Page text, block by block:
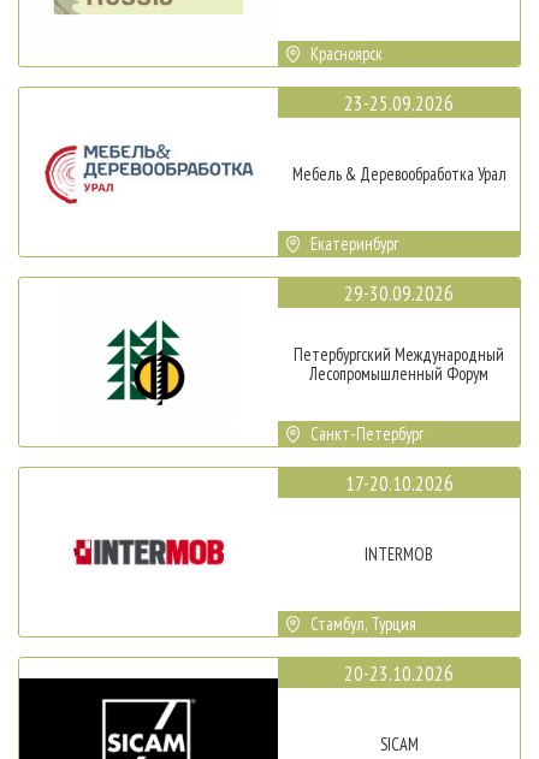
Красноярск
23-25.09.2026
Мебель & Деревообработка Урал
Екатеринбург
29-30.09.2026
Петербургский Международный
Лесопромышленный Форум
Санкт-Петербург
17-20.10.2026
INTERMOB
Стамбул, Турция
20-23.10.2026
SICAM